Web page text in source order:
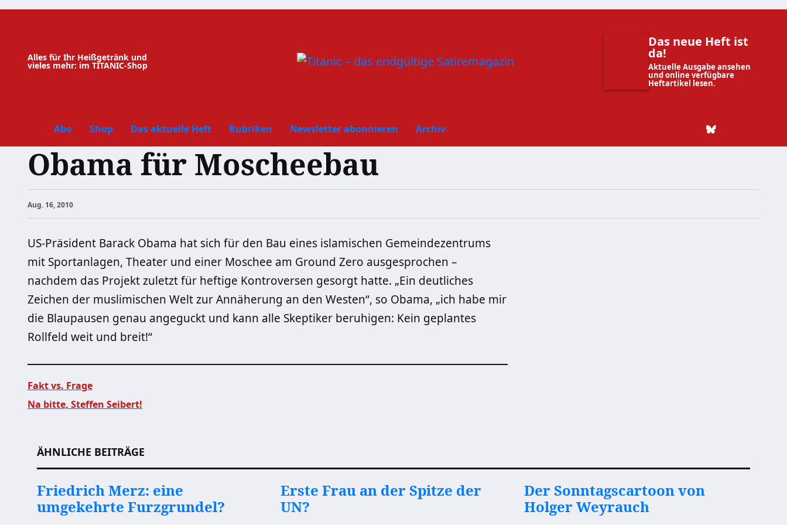
Zum
Alles für Ihr Heißgetränk und
vieles mehr: im TITANIC-Shop
Das neue Heft ist
da!
Aktuelle Ausgabe ansehen
und online verfügbare
Heftartikel lesen.
Abo Shop Das aktuelle Heft Rubriken Newsletter abonnieren Archiv
Obama für Moscheebau
Aug. 16, 2010
US-Präsident Barack Obama hat sich für den Bau eines islamischen Gemeindezentrums
mit Sportanlagen, Theater und einer Moschee am Ground Zero ausgesprochen –
nachdem das Projekt zuletzt für heftige Kontroversen gesorgt hatte. „Ein deutliches
Zeichen der muslimischen Welt zur Annäherung an den Westen“, so Obama, „ich habe mir
die Blaupausen genau angeguckt und kann alle Skeptiker beruhigen: Kein geplantes
Rollfeld weit und breit!“
Fakt vs. Frage
Na bitte, Steffen Seibert!
ÄHNLICHE BEITRÄGE
Friedrich Merz: eine
umgekehrte Furzgrundel?
Erste Frau an der Spitze der
UN?
Der Sonntagscartoon von
Holger Weyrauch